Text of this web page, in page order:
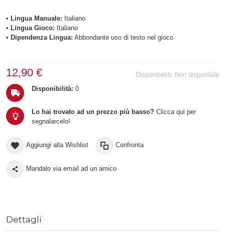
• Lingua Manuale: Italiano
• Lingua Gioco: Italiano
• Dipendenza Lingua: Abbondante uso di testo nel gioco
Disponibilità: Non disponibile
12,90 €
Disponibilità: 0
Lo hai trovato ad un prezzo più basso? Clicca qui per
segnalarcelo!
Aggiungi alla Wishlist Confronta
Mandalo via email ad un amico
Dettagli